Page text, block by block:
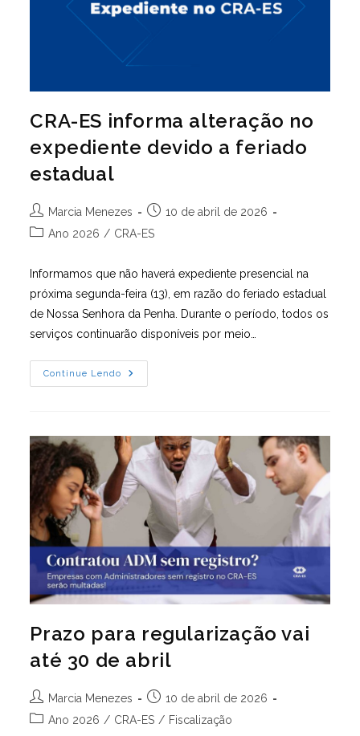
CRA-ES informa alteração no
expediente devido a feriado
estadual
Autor
do
Marcia Menezes
Post
publicado:
10 de abril de 2026
Categoria
Ano 2026 / CRA-ES
Informamos que não haverá expediente presencial na
próxima segunda-feira (13), em razão do feriado estadual
de Nossa Senhora da Penha. Durante o período, todos os
serviços continuarão disponíveis por meio…
Continue Lendo
CRA-
ES
Devido
A
Feriado
Estadual
Prazo para regularização vai
até 30 de abril
Autor
do
Marcia Menezes
Post
publicado:
10 de abril de 2026
Categoria
Ano 2026 / CRA-ES / Fiscalização